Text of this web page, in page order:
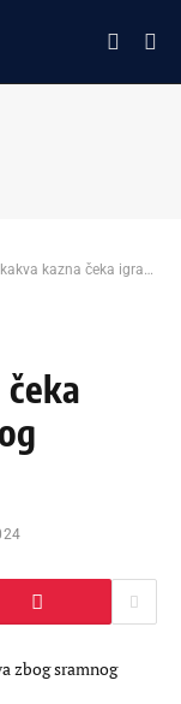
čeka igrače tzv. Kosova zbog sramnog incidenta!